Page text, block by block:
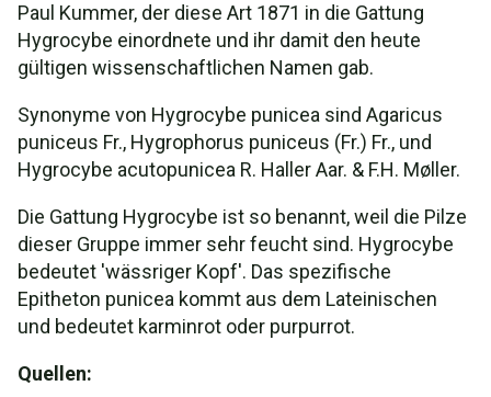
Paul Kummer, der diese Art 1871 in die Gattung
Hygrocybe einordnete und ihr damit den heute
gültigen wissenschaftlichen Namen gab.
Synonyme von Hygrocybe punicea sind Agaricus
puniceus Fr., Hygrophorus puniceus (Fr.) Fr., und
Hygrocybe acutopunicea R. Haller Aar. & F.H. Møller.
Die Gattung Hygrocybe ist so benannt, weil die Pilze
dieser Gruppe immer sehr feucht sind. Hygrocybe
bedeutet 'wässriger Kopf'. Das spezifische
Epitheton punicea kommt aus dem Lateinischen
und bedeutet karminrot oder purpurrot.
Quellen: